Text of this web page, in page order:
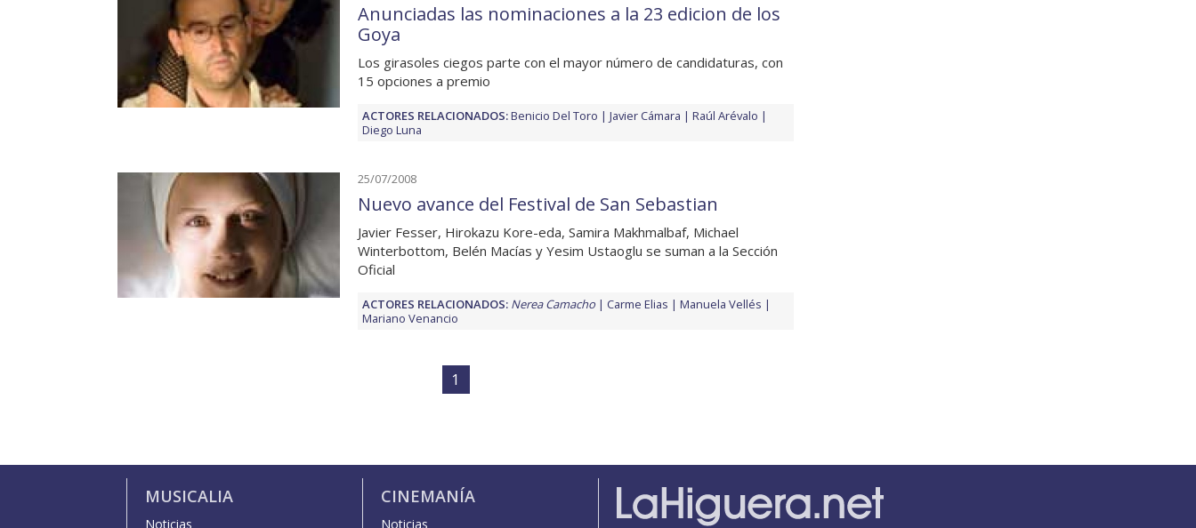
Anunciadas las nominaciones a la 23 edicion de los
Goya
Los girasoles ciegos parte con el mayor número de candidaturas, con
15 opciones a premio
ACTORES RELACIONADOS:Benicio Del Toro Javier Cámara
Raúl Arévalo
Diego Luna
25/07/2008
Nuevo avance del Festival de San Sebastian
Javier Fesser, Hirokazu Kore-eda, Samira Makhmalbaf, Michael
Winterbottom, Belén Macías y Yesim Ustaoglu se suman a la Sección
Oficial
ACTORES RELACIONADOS: Nerea Camacho Carme Elias
Manuela Vellés
Mariano Venancio
1
MUSICALIA
Noticias
CINEMANÍA
Noticias